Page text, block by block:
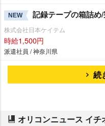
NEW 記録テープの箱詰め
株式会社日本ケイテム
時給1,500円
派遣社員 / 神奈川県
続
オリコンニュース イチ